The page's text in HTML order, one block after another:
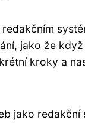
jako že
kroky a
jako redakční